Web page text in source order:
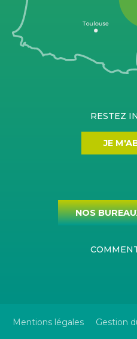
RESTEZ
JE
NOS
Mentions légales Gestion